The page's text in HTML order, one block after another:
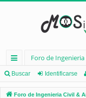
nl
ac
Foro de
Buscar Identificarse
Foro de Ingenieria Civil &